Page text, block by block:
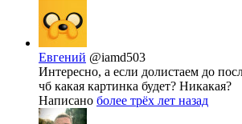
Евгений @iamd503
Интересно, а если долистаем до
чб какая картинка будет? Никакая?
Написано более трёх лет назад